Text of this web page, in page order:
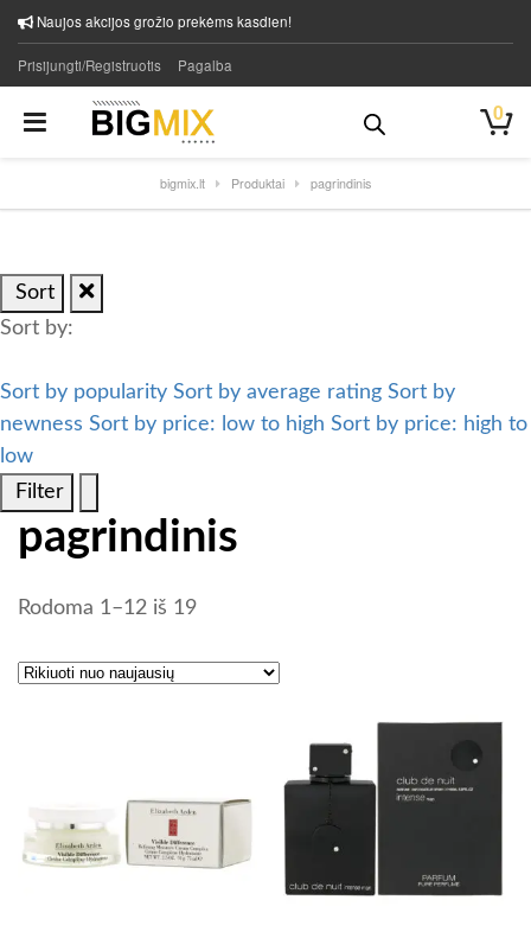
Naujos akcijos grožio prekėms kasdien!
Prisijungti/Registruotis Pagalba
0
bigmix.lt Produktai pagrindinis
Sort
Sort by:
Sort by popularity Sort by average rating Sort by
newness Sort by price: low to high Sort by price: high to
low
Filter
pagrindinis
Rodoma 1–12 iš 19Rūšiuojama pagal naujausią